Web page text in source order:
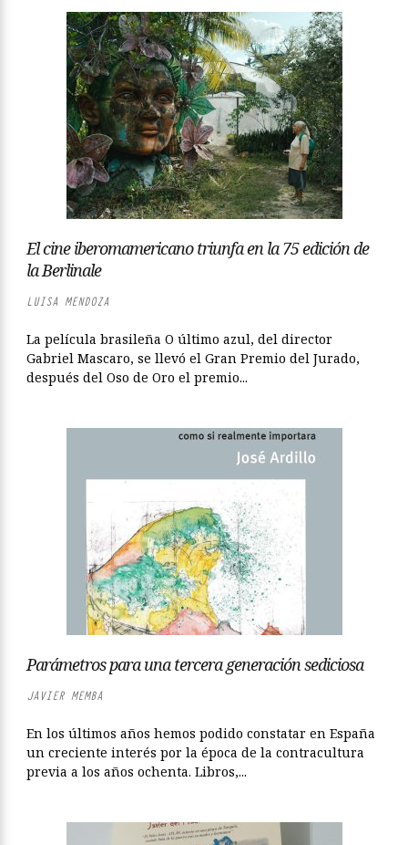
El cine iberomamericano triunfa en la 75 edición de
la Berlinale
LUISA MENDOZA
La película brasileña O último azul, del director
Gabriel Mascaro, se llevó el Gran Premio del Jurado,
después del Oso de Oro el premio...
Parámetros para una tercera generación sediciosa
JAVIER MEMBA
En los últimos años hemos podido constatar en España
un creciente interés por la época de la contracultura
previa a los años ochenta. Libros,...